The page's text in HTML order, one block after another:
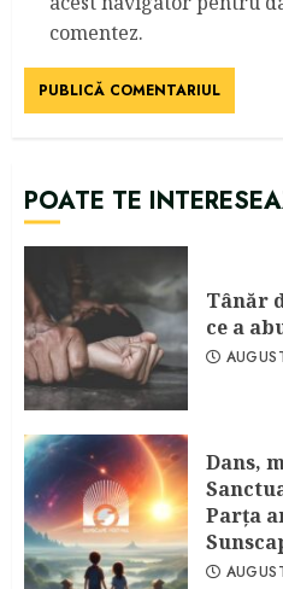
comentez.
POATE TE
Tânăr
ce a
Dans,
Parţa